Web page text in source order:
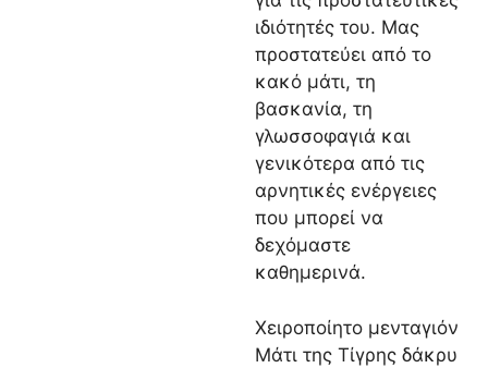
ιδιότητές του. Μας
προστατεύει από το
κακό μάτι, τη
βασκανία, τη
γλωσσοφαγιά και
γενικότερα από τις
αρνητικές ενέργειες
που μπορεί να
δεχόμαστε
καθημερινά.
Χειροποίητο μενταγιόν
Μάτι της Τίγρης δάκρυ